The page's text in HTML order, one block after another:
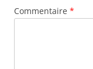
Commentaire *